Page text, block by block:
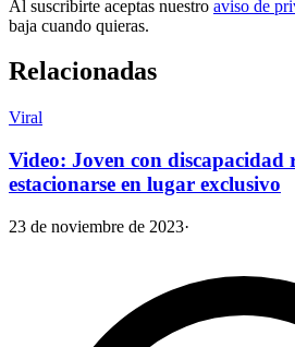
Al suscribirte aceptas nuestro aviso de
baja cuando quieras.
Relacionadas
Viral
Video: Joven con discapacidad
estacionarse en lugar exclusivo
23 de noviembre de 2023·